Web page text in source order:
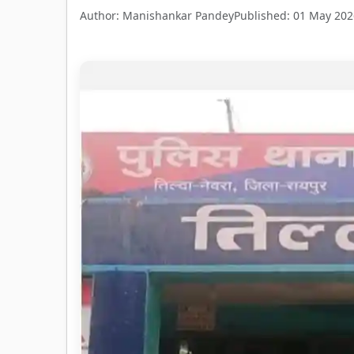
Author: Manishankar PandeyPublished: 01 May